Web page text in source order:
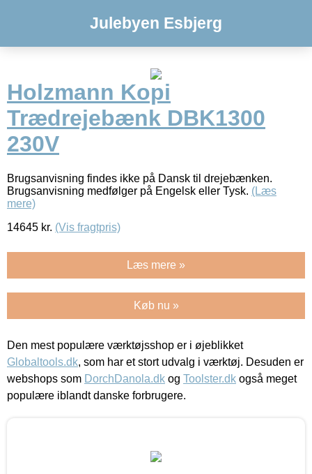
Julebyen Esbjerg
Holzmann Kopi
Trædrejebænk DBK1300
230V
Brugsanvisning findes ikke på Dansk til drejebænken.
Brugsanvisning medfølger på Engelsk eller Tysk. (Læs
mere)
14645 kr. (Vis fragtpris)
Læs mere »
Køb nu »
Den mest populære værktøjsshop er i øjeblikket
Globaltools.dk, som har et stort udvalg i værktøj. Desuden er
webshops som DorchDanola.dk og Toolster.dk også meget
populære iblandt danske forbrugere.